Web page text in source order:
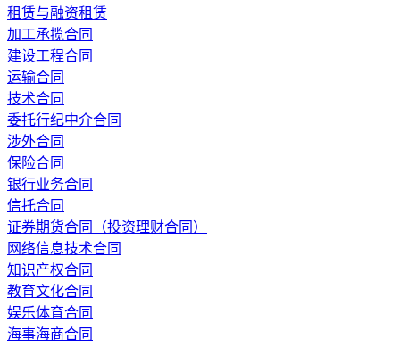
租赁与融资租赁
加工承揽合同
建设工程合同
运输合同
技术合同
委托行纪中介合同
涉外合同
保险合同
银行业务合同
信托合同
证券期货合同（投资理财合同）
网络信息技术合同
知识产权合同
教育文化合同
娱乐体育合同
海事海商合同